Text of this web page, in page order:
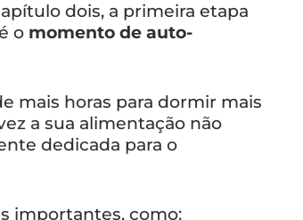
dois, a primeira etapa
o momento de auto-
mais horas para dormir mais
a sua alimentação não
dedicada para o
importantes, como: